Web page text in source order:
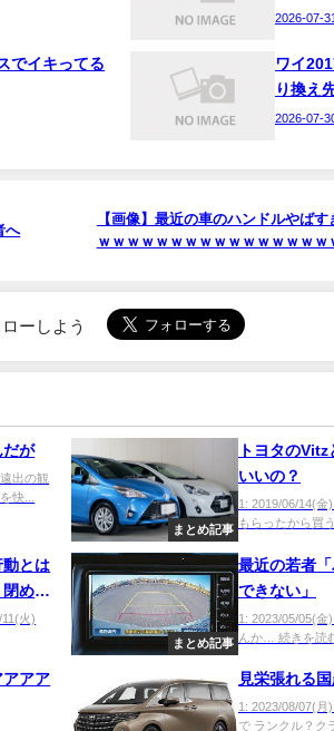
2026-07-31
でイキってる
ワイ
り換え
2026-07-
へ
【画像】最近の車のハンドルやばす
ｗｗｗｗｗｗｗｗｗｗｗｗｗｗｗｗ
ーしよう
だが
出の観
快...
まとめ記事
トヨタの
いいの？
1: 2019/06/14(金
もらったから買
動とは
閉め
火)
まとめ記事
最近の若者
できない」
1: 2023/05/05(金
んか… 続きを読
アアア
見栄張れる
1: 2023/08/07(月
で ランクル？ク